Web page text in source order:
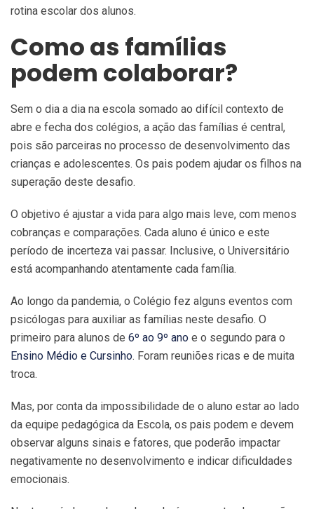
rotina escolar dos alunos.
Como as famílias
podem colaborar?
Sem o dia a dia na escola somado ao difícil contexto de
abre e fecha dos colégios, a ação das famílias é central,
pois são parceiras no processo de desenvolvimento das
crianças e adolescentes. Os pais podem ajudar os filhos na
superação deste desafio.
O objetivo é ajustar a vida para algo mais leve, com menos
cobranças e comparações. Cada aluno é único e este
período de incerteza vai passar. Inclusive, o Universitário
está acompanhando atentamente cada família.
Ao longo da pandemia, o Colégio fez alguns eventos com
psicólogas para auxiliar as famílias neste desafio. O
primeiro para alunos de 6º ao 9º ano e o segundo para o
Ensino Médio e Cursinho. Foram reuniões ricas e de muita
troca.
Mas, por conta da impossibilidade de o aluno estar ao lado
da equipe pedagógica da Escola, os pais podem e devem
observar alguns sinais e fatores, que poderão impactar
negativamente no desenvolvimento e indicar dificuldades
emocionais.